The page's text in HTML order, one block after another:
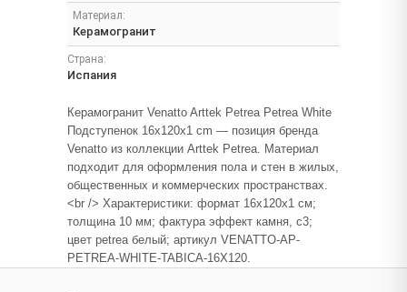
Материал:
Керамогранит
Страна:
Испания
Керамогранит Venatto Arttek Petrea Petrea White
Подступенок 16x120x1 cm — позиция бренда
Venatto из коллекции Arttek Petrea. Материал
подходит для оформления пола и стен в жилых,
общественных и коммерческих пространствах.
<br /> Характеристики: формат 16x120x1 см;
толщина 10 мм; фактура эффект камня, c3;
цвет petrea белый; артикул VENATTO-AP-
PETREA-WHITE-TABICA-16X120.